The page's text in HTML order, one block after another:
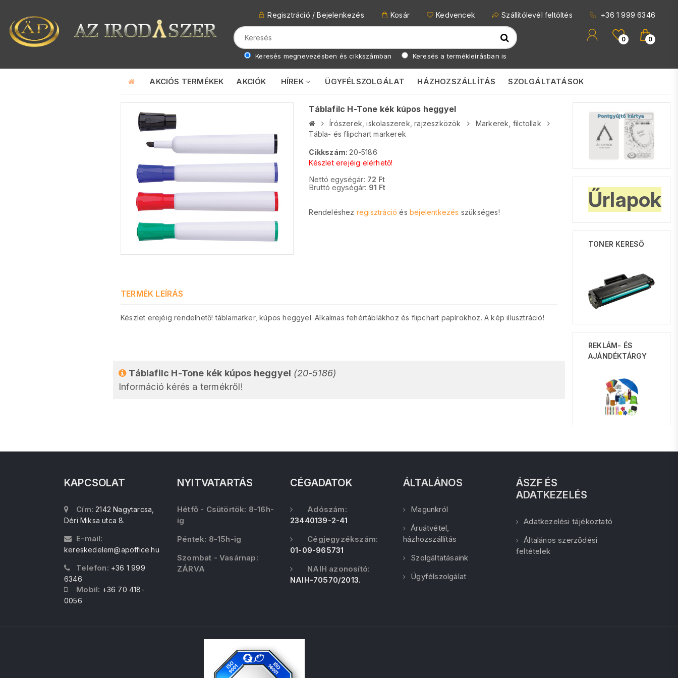
Regisztráció / Bejelenkezés Kosár Kedvencek Szállítólevél feltöltés +36 1 999 6346
Keresés megnevezésben és cikkszámban Keresés a termékleírásban is
0 0
AKCIÓS TERMÉKEK AKCIÓK HÍREK ÜGYFÉLSZOLGÁLAT HÁZHOZSZÁLLÍTÁS SZOLGÁLTATÁSOK
Táblafilc H-Tone kék kúpos heggyel
Írószerek, iskolaszerek, rajzeszközök
Markerek, filctollak
Tábla- és flipchart markerek
Cikkszám: 20-5186
Készlet erejéig elérhető!
Nettó egységár: 72 Ft
Bruttó egységár: 91 Ft
Rendeléshez regisztráció és bejelentkezés szükséges!
TERMÉK LEÍRÁS
Készlet erejéig rendelhető! táblamarker, kúpos heggyel. Alkalmas fehértáblákhoz és flipchart papírokhoz. A kép illusztráció!
Táblafilc H-Tone kék kúpos heggyel (20-5186)
Információ kérés a termékről!
Űrlapok
TONER KERESŐ
REKLÁM- ÉS
AJÁNDÉKTÁRGY
KAPCSOLAT
Cím: 2142 Nagytarcsa,
Déri Miksa utca 8.
E-mail:
kereskedelem@apoffice.hu
Telefon: +36 1 999
6346
Mobil: +36 70 418-
0056
NYITVATARTÁS
Hétfő - Csütörtök: 8-16h-
ig
Péntek: 8-15h-ig
Szombat - Vasárnap:
ZÁRVA
CÉGADATOK
Adószám:
23440139-2-41
Cégjegyzékszám:
01-09-965731
NAIH azonosító:
NAIH-70570/2013.
ÁLTALÁNOS
Magunkról
Áruátvétel,
házhozszállítás
Szolgáltatásaink
Ügyfélszolgálat
ÁSZF ÉS
ADATKEZELÉS
Adatkezelési tájékoztató
Általános szerződési
feltételek